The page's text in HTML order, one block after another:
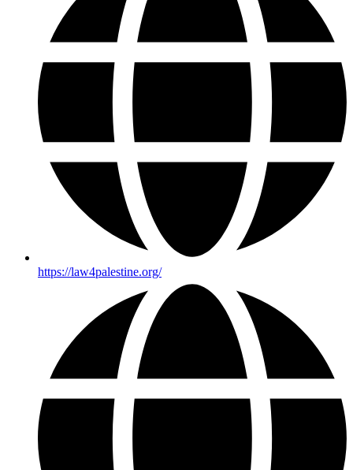
https://law4palestine.org/